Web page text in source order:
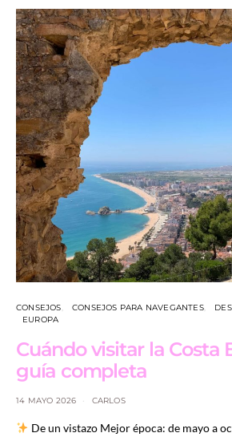
CONSEJOS CONSEJOS PARA NAVEGANTES
EUROPA
Cuándo visitar la Costa
guía completa
14 MAYO 2026 CARLOS
De un vistazo Mejor época: de mayo a